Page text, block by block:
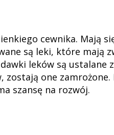
cewnika. Mają
są leki, które mają
leków są ustalane
one
szansę na rozwój.